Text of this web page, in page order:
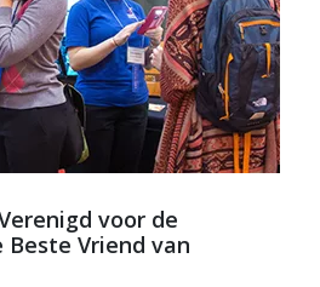
voor de
Beste Vriend van